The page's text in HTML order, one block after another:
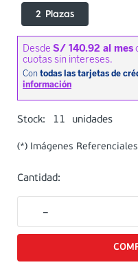
2 Plazas
Stock: 11 unidades
(*) Imágenes Referenciales
Cantidad:
－